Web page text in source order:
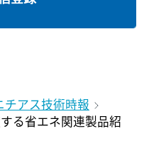
チアス技術時報
る省エネ関連製品紹